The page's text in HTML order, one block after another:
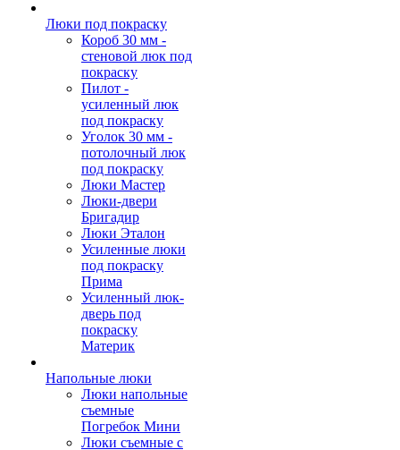
Люки под покраску
Короб 30 мм -
стеновой люк под
покраску
Пилот -
усиленный люк
под покраску
Уголок 30 мм -
потолочный люк
под покраску
Люки Мастер
Люки-двери
Бригадир
Люки Эталон
Усиленные люки
под покраску
Прима
Усиленный люк-
дверь под
покраску
Материк
Напольные люки
Люки напольные
съемные
Погребок Мини
Люки съемные с